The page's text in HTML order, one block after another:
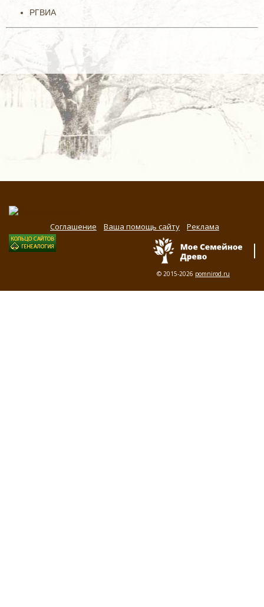
РГВИА
Соглашение Ваша помощь сайту Реклама
© 2015-2026 pomnirod.ru